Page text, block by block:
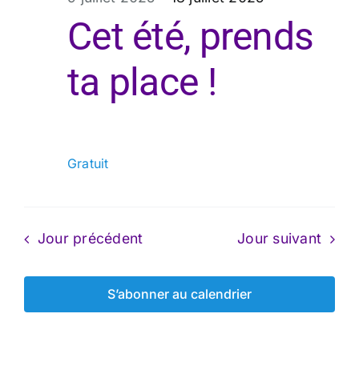
juillet
2025
Cet été, prends
ta place !
Gratuit
Jour précédent Jour suivant
S’abonner au calendrier